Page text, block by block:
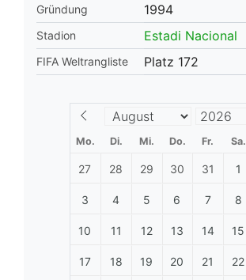
Gründung
1994
Stadion Estadi Nacional
FIFA Weltrangliste Platz 172
Mo. Di. Mi. Do. Fr. Sa.
27 28 29 30 31 1
3 4 5 6 7 8
10 11 12 13 14 15
17 18 19 20 21 22